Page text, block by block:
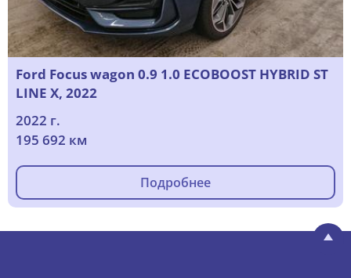
Ford Focus wagon 0.9 1.0 ECOBOOST HYBRID ST
LINE X, 2022
2022 г.
195 692 км
Подробнее